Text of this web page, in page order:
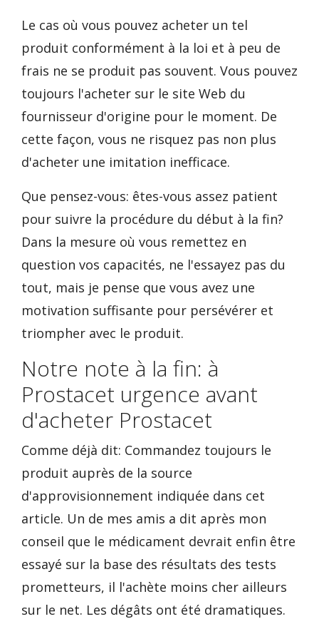
Le cas où vous pouvez acheter un tel
produit conformément à la loi et à peu de
frais ne se produit pas souvent. Vous pouvez
toujours l'acheter sur le site Web du
fournisseur d'origine pour le moment. De
cette façon, vous ne risquez pas non plus
d'acheter une imitation inefficace.
Que pensez-vous: êtes-vous assez patient
pour suivre la procédure du début à la fin?
Dans la mesure où vous remettez en
question vos capacités, ne l'essayez pas du
tout, mais je pense que vous avez une
motivation suffisante pour persévérer et
triompher avec le produit.
Notre note à la fin: à
Prostacet urgence avant
d'acheter Prostacet
Comme déjà dit: Commandez toujours le
produit auprès de la source
d'approvisionnement indiquée dans cet
article. Un de mes amis a dit après mon
conseil que le médicament devrait enfin être
essayé sur la base des résultats des tests
prometteurs, il l'achète moins cher ailleurs
sur le net. Les dégâts ont été dramatiques.